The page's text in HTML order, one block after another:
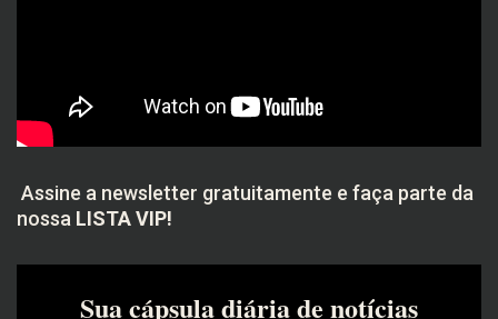
Assine a newsletter gratuitamente e faça parte da
nossa LISTA VIP!
Sua cápsula diária de notícias